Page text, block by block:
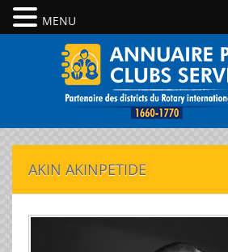
AKIN AKINPETIDE
MENU